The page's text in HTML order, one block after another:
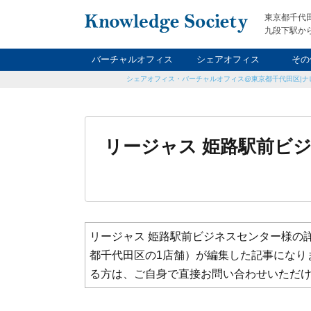
東京都千代
九段下駅か
バーチャルオフィス シェアオフィス そ
レン
ナイト&
シェアオフィス・バーチャルオフィス@東京都千代田区|
リージャス 姫路駅前ビ
リージャス 姫路駅前ビジネスセンター様の
都千代田区の1店舗）が編集した記事になり
る方は、ご自身で直接お問い合わせいただ